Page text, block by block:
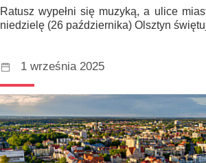
Ratusz wypełni się muzyką, a ulice
niedzielę (26 października) Olsztyn
1 września 2025